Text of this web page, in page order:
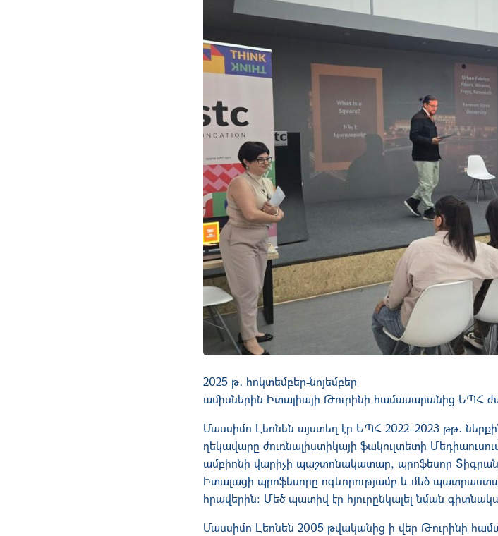
2025 թ․ հոկտեմբեր-նոյեմբեր
ամիսներին Իտալիայի Թուրինի համասարանից ԵՊՀ
Մասսիմո Լեոնեն այստեղ էր ԵՊՀ 2022–2023 թթ․
ղեկավարը ժուռնալիստիկայի ֆակուլտետի
ամբիոնի վարիչի պաշտոնակատար, պրոֆեսոր Տիգրան
Իտալացի պրոֆեսորը ոգևորությամբ և մեծ
հրավերին։ Մեծ պատիվ էր հյուրընկալել նման
Մասսիմո Լեոնեն 2005 թվականից ի վեր Թուրինի